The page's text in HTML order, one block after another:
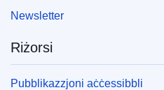
Newsletter
Riżorsi
Pubblikazzjoni aċċessibbli